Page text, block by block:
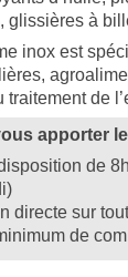
glissières à
inox est
traitement de
apporter
de
directe sur
de